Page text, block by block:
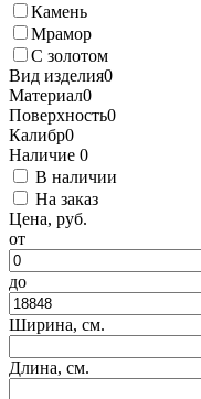
Камень
Мрамор
С золотом
Вид изделия0
Материал0
Поверхность0
Калибр0
Наличие 0
В наличии
На заказ
Цена, руб.
от
до
Ширина, см.
Длина, см.